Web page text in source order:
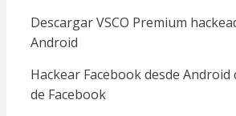
Descargar VSCO Premium
Android
Hackear Facebook desde Android
de Facebook